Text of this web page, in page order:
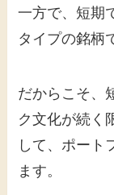
一方で、短期
タイプの銘柄
だからこそ、
ク文化が続く
して、ポート
ます。